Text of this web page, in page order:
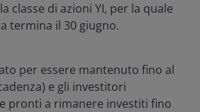
classe di azioni YI, per la quale
termina il 30 giugno.
per essere mantenuto fino al
e gli investitori
pronti a rimanere investiti fino